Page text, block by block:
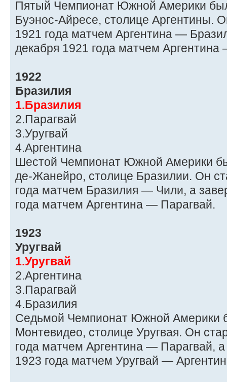
Пятый Чемпионат Южной Америки
Буэнос-Айресе, столице Аргентины.
1921 года матчем Аргентина —
декабря 1921 года матчем Аргентина
1922
Бразилия
1.Бразилия
2.Парагвай
3.Уругвай
4.Аргентина
Шестой Чемпионат Южной Америки
де-Жанейро, столице Бразилии. Он
года матчем Бразилия — Чили, а
года матчем Аргентина — Парагвай.
1923
Уругвай
1.Уругвай
2.Аргентина
3.Парагвай
4.Бразилия
Седьмой Чемпионат Южной Америки
Монтевидео, столице Уругвая. Он
года матчем Аргентина — Парагвай,
1923 года матчем Уругвай —